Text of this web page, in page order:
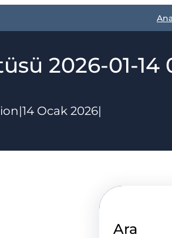
2026-01-14
|14 Ocak 2026|
Ara